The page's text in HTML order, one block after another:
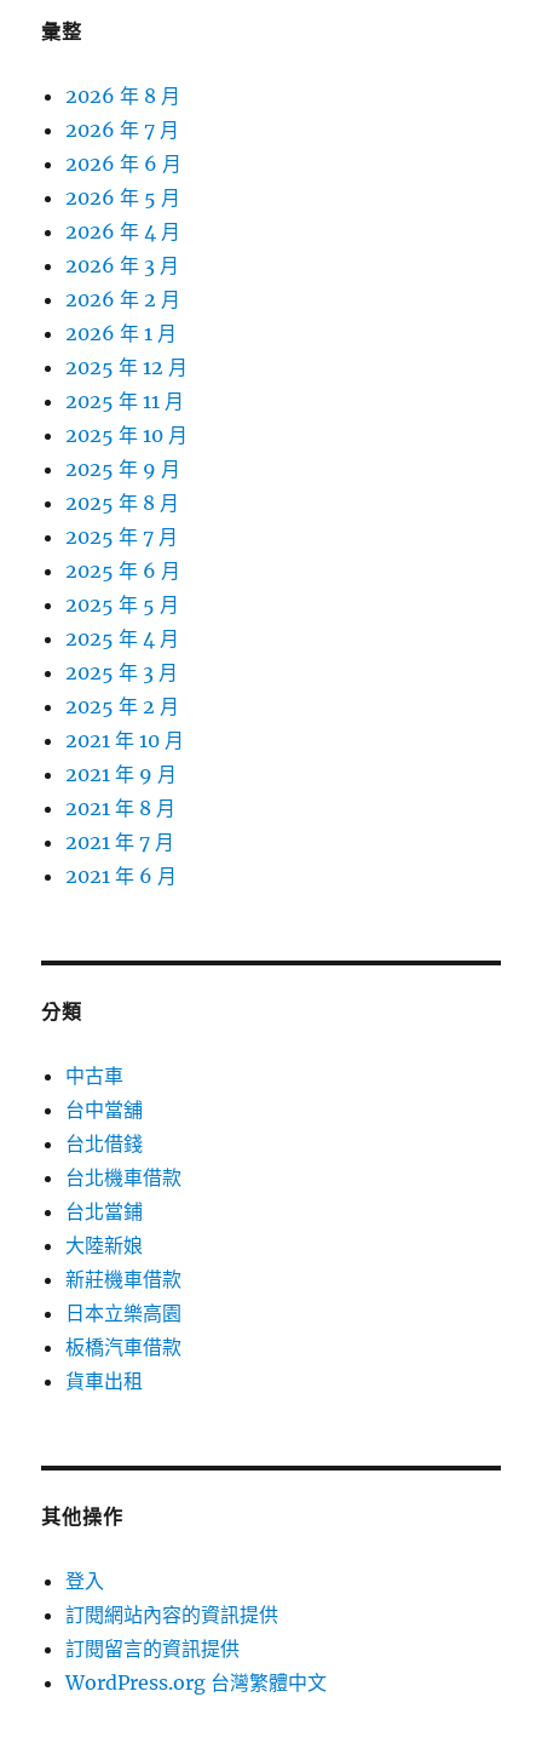
彙整
2026 年 8 月
2026 年 7 月
2026 年 6 月
2026 年 5 月
2026 年 4 月
2026 年 3 月
2026 年 2 月
2026 年 1 月
2025 年 12 月
2025 年 11 月
2025 年 10 月
2025 年 9 月
2025 年 8 月
2025 年 7 月
2025 年 6 月
2025 年 5 月
2025 年 4 月
2025 年 3 月
2025 年 2 月
2021 年 10 月
2021 年 9 月
2021 年 8 月
2021 年 7 月
2021 年 6 月
分類
中古車
台中當舖
台北借錢
台北機車借款
台北當鋪
大陸新娘
新莊機車借款
日本立樂高園
板橋汽車借款
貨車出租
其他操作
登入
訂閱網站內容的資訊提供
訂閱留言的資訊提供
WordPress.org 台灣繁體中文